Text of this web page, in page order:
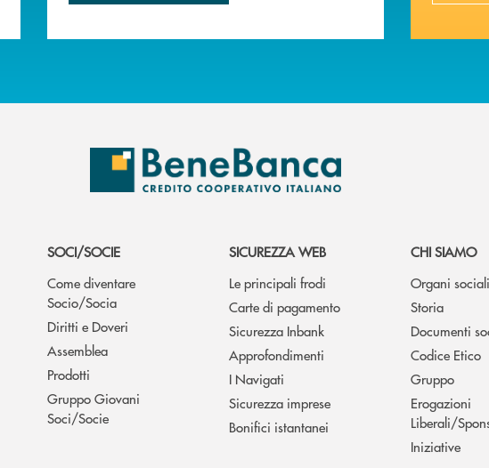
SOCI/SOCIE
Come diventare
Socio/Socia
Diritti e Doveri
Assemblea
Prodotti
Gruppo Giovani
Soci/Socie
SICUREZZA WEB
Le principali frodi
Carte di pagamento
Sicurezza Inbank
Approfondimenti
I Navigati
Sicurezza imprese
Bonifici istantanei
CHI SIAMO
Organi sociali
Storia
Documenti
Codice Etico
Gruppo
Erogazioni
Liberali/
Iniziative